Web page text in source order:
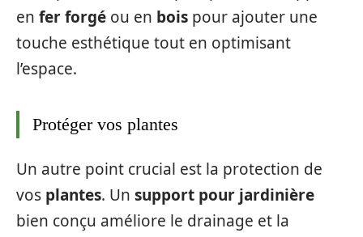
en fer forgé ou en bois pour ajouter une
touche esthétique tout en optimisant
l’espace.
Protéger vos plantes
Un autre point crucial est la protection de
vos plantes. Un support pour jardinière
bien conçu améliore le drainage et la